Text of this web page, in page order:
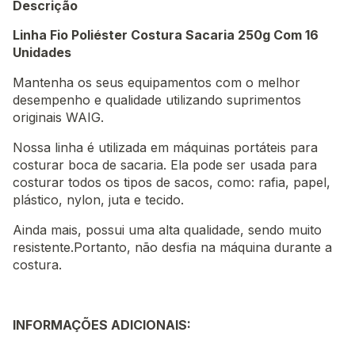
Descrição
Linha Fio Poliéster Costura Sacaria 250g Com 16
Unidades
Mantenha os seus equipamentos com o melhor
desempenho e qualidade utilizando suprimentos
originais WAIG.
Nossa linha é utilizada em máquinas portáteis para
costurar boca de sacaria. Ela pode ser usada para
costurar todos os tipos de sacos, como: rafia, papel,
plástico, nylon, juta e tecido.
Ainda mais, possui uma alta qualidade, sendo muito
resistente.Portanto, não desfia na máquina durante a
costura.
INFORMAÇÕES ADICIONAIS: